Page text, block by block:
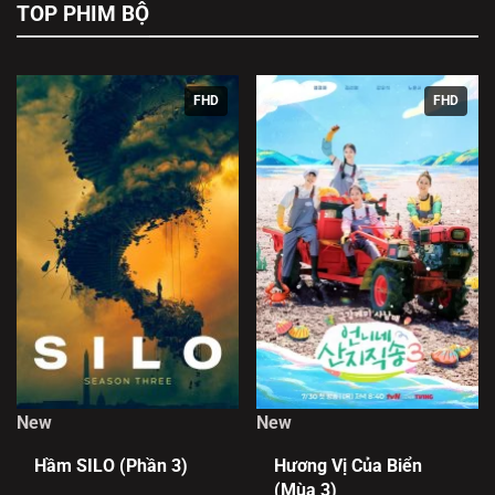
TOP PHIM BỘ
FHD
New
Hầm SILO (Phần 3)
FHD
New
Hương Vị Của Biển
(Mùa 3)